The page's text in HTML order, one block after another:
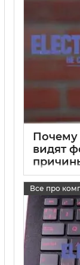
Почему
видят
Все про